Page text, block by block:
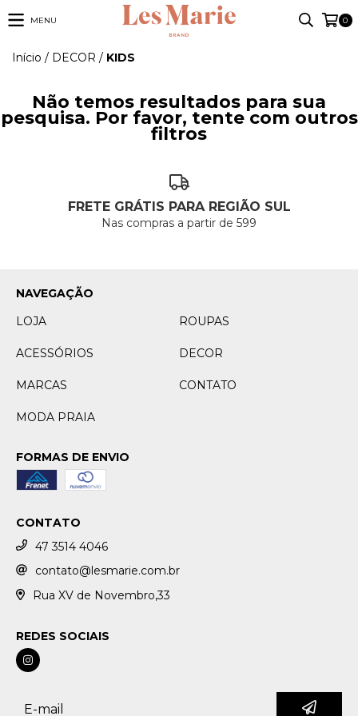
MENU 0
Início / DECOR / KIDS
Não temos resultados para sua
pesquisa. Por favor, tente com outros
filtros
FRETE GRÁTIS PARA REGIÃO SUL
Nas compras a partir de 599
NAVEGAÇÃO
LOJA
ROUPAS
ACESSÓRIOS DECOR
MARCAS CONTATO
MODA PRAIA
FORMAS DE ENVIO
CONTATO
47 3514 4046
contato@lesmarie.com.br
Rua XV de Novembro,33
REDES SOCIAIS